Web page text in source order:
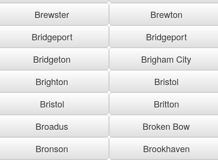
Brewster
Brewton
Bridgeport
Bridgeport
Bridgeton
Brigham City
Brighton
Bristol
Bristol
Britton
Broadus
Broken Bow
Bronson
Brookhaven